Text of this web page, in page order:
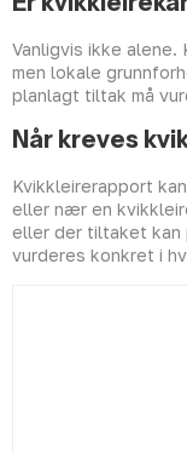
Vanligvis ikke alene.
men lokale
planlagt tiltak må
Når kreves
Kvikkleirerapport
eller nær en
eller der tiltaket kan
vurderes konkret i